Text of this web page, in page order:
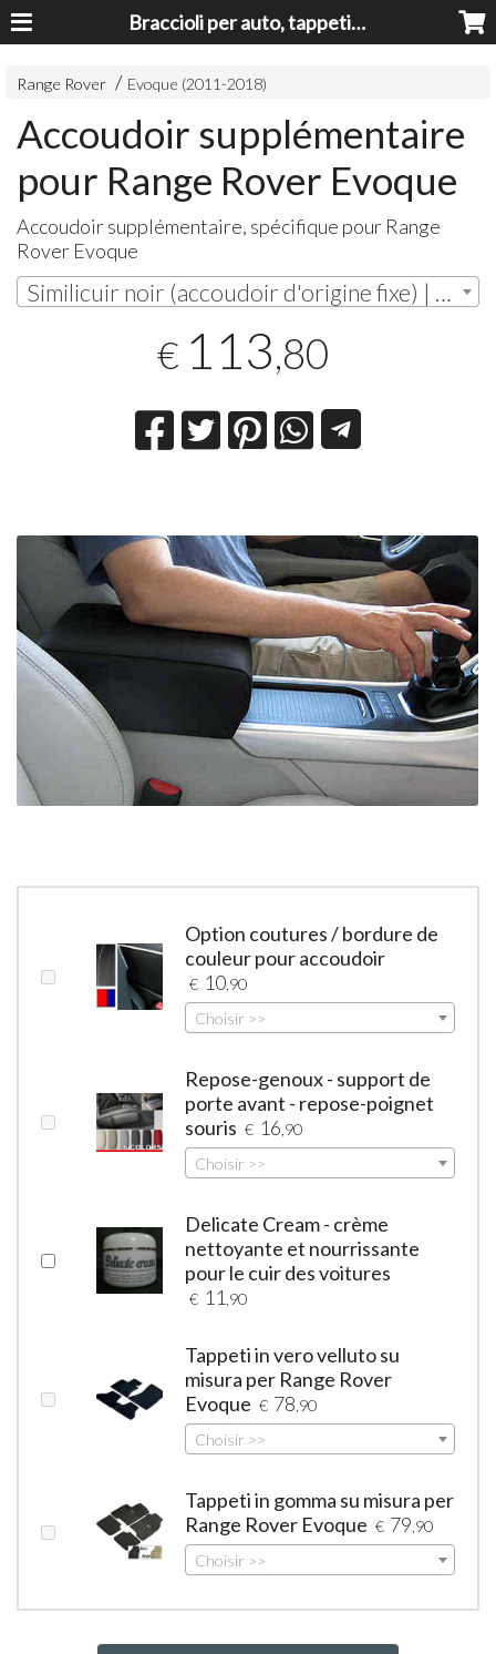
Braccioli per auto, tappeti auto, accessori auto MADE IN ITALY - Armrests, Mittelarmlehnen, Accoundoirs
Range Rover Evoque (2011-2018)
Accoudoir supplémentaire
pour Range Rover Evoque
Accoudoir supplémentaire, spécifique pour Range
Rover Evoque
Similicuir noir (accoudoir d'origine fixe) | € 113,80
€ 113,80
Option coutures / bordure de
couleur pour accoudoir
€ 10 ,90
Choisir >>
Repose-genoux - support de
porte avant - repose-poignet
souris € 16 ,90
Choisir >>
Delicate Cream - crème
nettoyante et nourrissante
pour le cuir des voitures
€ 11 ,90
Tappeti in vero velluto su
misura per Range Rover
Evoque € 78 ,90
Choisir >>
Tappeti in gomma su misura per
Range Rover Evoque € 79 ,90
Choisir >>